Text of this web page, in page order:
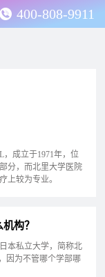
400-808-9911
，成立于1971年，位
分，而北里大学医院
上较为专业。
构？
本私立大学，简称北
因为不管哪个学部哪